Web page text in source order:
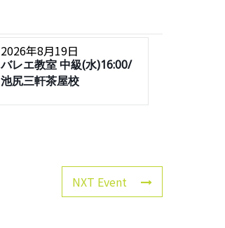
2026年8月19日
バレエ教室 中級(水)16:00/
池尻三軒茶屋校
NXT Event